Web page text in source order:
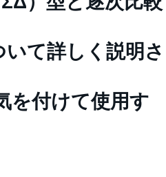
て詳しく説明さ
を付けて使用す